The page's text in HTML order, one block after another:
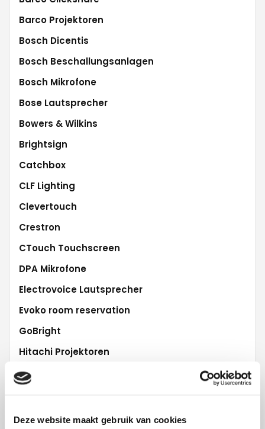
Deze website maakt gebruik van cookies
Barco Projektoren
Bosch Dicentis
Bosch Beschallungsanlagen
Bosch Mikrofone
Bose Lautsprecher
Bowers & Wilkins
Brightsign
Catchbox
CLF Lighting
Clevertouch
Crestron
CTouch Touchscreen
DPA Mikrofone
Electrovoice Lautsprecher
Evoko room reservation
GoBright
Hitachi Projektoren
iiyama Touchscreen
L'Acoustics Audio
Lifesize Videoconferencing